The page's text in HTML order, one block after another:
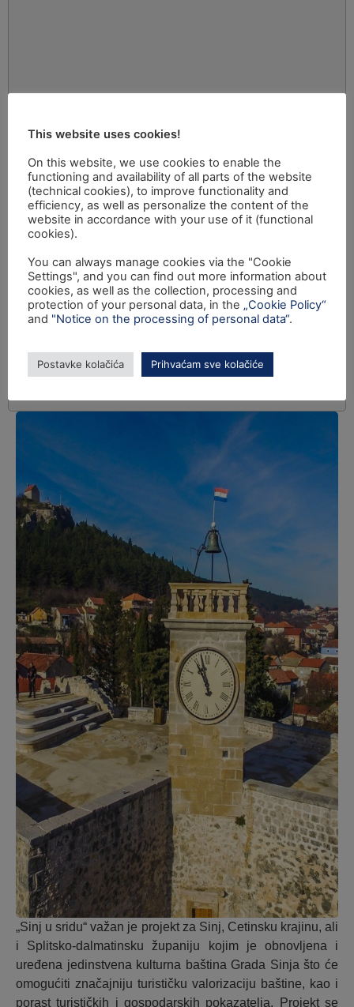
„Sinj u sridu“ važan je projekt za Sinj, Cetinsku krajinu, ali
i Splitsko-dalmatinsku županiju kojim je obnovljena i
uređena jedinstvena kulturna baština Grada Sinja što će
omogućiti značajniju turističku valorizaciju baštine, kao i
porast turističkih i gospodarskih pokazatelja. Projekt se
This website uses cookies!
On this website, we use cookies to enable the
functioning and availability of all parts of the website
(technical cookies), to improve functionality and
efficiency, as well as personalize the content of the
website in accordance with your use of it (functional
cookies).
You can always manage cookies via the "Cookie
Settings", and you can find out more information about
cookies, as well as the collection, processing and
protection of your personal data, in the „Cookie Policy“
and "Notice on the processing of personal data“.
Postavke kolačića Prihvaćam sve kolačiće